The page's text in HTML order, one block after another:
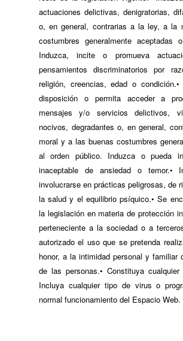
actuaciones delictivas, denigratorias,
o, en general, contrarias a la ley, a la
costumbres generalmente aceptadas
Induzca, incite o promueva
pensamientos discriminatorios por
religión, creencias, edad o
disposición o permita acceder a
mensajes y/o servicios delictivos,
nocivos, degradantes o, en general,
moral y a las buenas costumbres
al orden público. Induzca o pueda
inaceptable de ansiedad o temor.•
involucrarse en prácticas peligrosas, de
la salud y el equilibrio psíquico.• Se
la legislación en materia de protección
perteneciente a la sociedad o a
autorizado el uso que se pretenda
honor, a la intimidad personal y familiar
de las personas.• Constituya
Incluya cualquier tipo de virus o
normal funcionamiento del Espacio Web.